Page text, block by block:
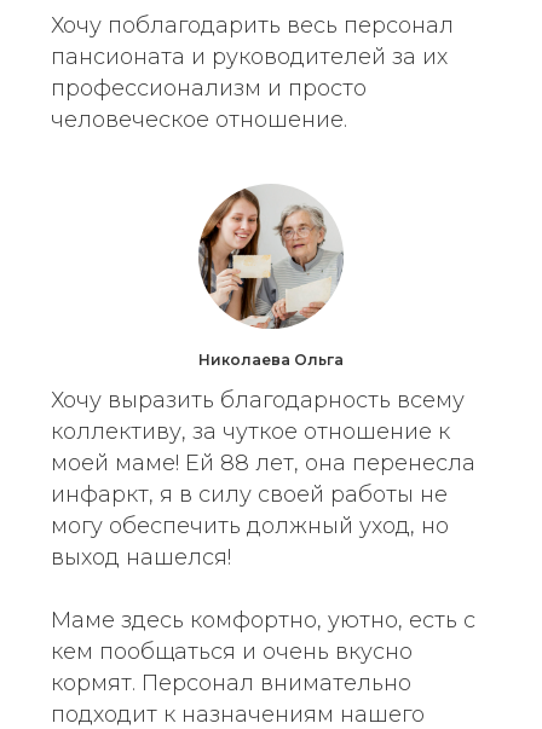
Хочу поблагодарить весь персонал
пансионата и руководителей за их
профессионализм и просто
человеческое отношение.
Николаева Ольга
Хочу выразить благодарность всему
коллективу, за чуткое отношение к
моей маме! Ей 88 лет, она перенесла
инфаркт, я в силу своей работы не
могу обеспечить должный уход, но
выход нашелся!
Маме здесь комфортно, уютно, есть с
кем пообщаться и очень вкусно
кормят. Персонал внимательно
подходит к назначениям нашего